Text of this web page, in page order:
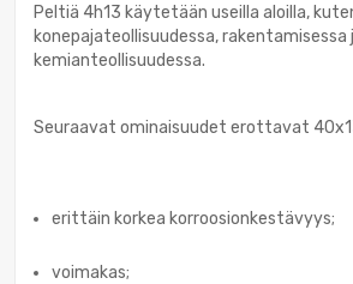
Peltiä 4h13 käytetään useilla aloilla,
konepajateollisuudessa, rakentamisessa
kemianteollisuudessa.
Seuraavat ominaisuudet erottavat
erittäin korkea korroosionkestävyys;
voimakas;